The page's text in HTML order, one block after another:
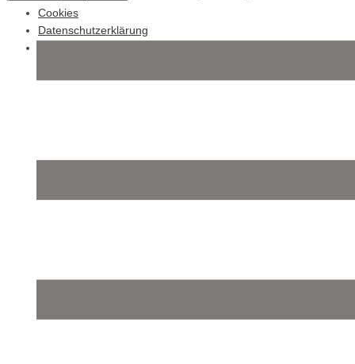
Cookies
Datenschutzerklärung